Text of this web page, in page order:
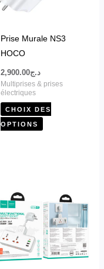
Prise Murale NS3
HOCO
د.ج2,900.00
Multiprises & prises
électriques
CHOIX DES
OPTIONS
peuvent
page